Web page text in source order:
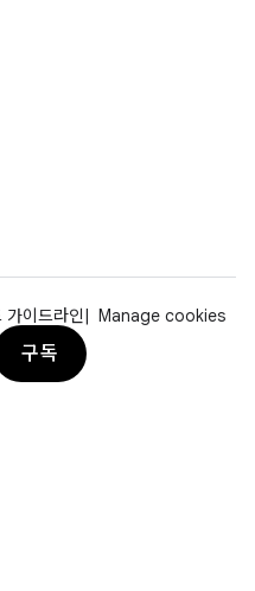
가이드라인
Manage cookies
구독